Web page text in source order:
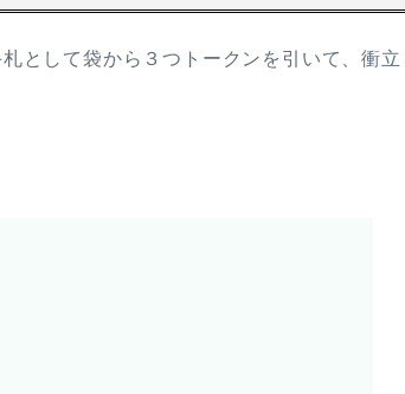
として袋から３つトークンを引いて、衝立